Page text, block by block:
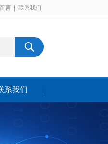
言 联系我们
系我们